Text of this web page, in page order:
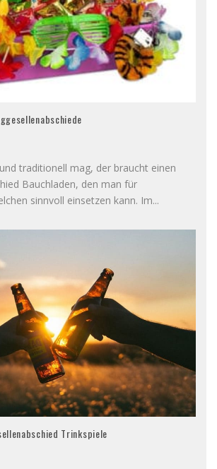
traditionell mag, der braucht einen
Bauchladen, den man für
sinnvoll einsetzen kann. Im...
Trinkspiele